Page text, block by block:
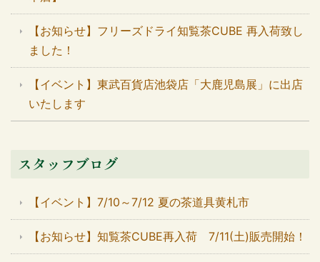
【お知らせ】フリーズドライ知覧茶CUBE 再入荷致し
ました！
【イベント】東武百貨店池袋店「大鹿児島展」に出店
いたします
スタッフブログ
【イベント】7/10～7/12 夏の茶道具黄札市
【お知らせ】知覧茶CUBE再入荷 7/11(土)販売開始！